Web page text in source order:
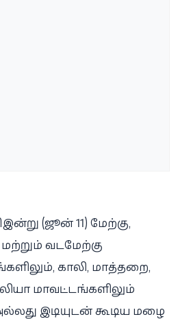
(ஜூன் 11) மேற்கு,
வடமேற்கு
காலி, மாத்தறை,
மாவட்டங்களிலும்
இடியுடன் கூடிய மழை